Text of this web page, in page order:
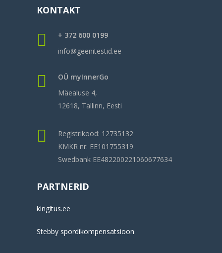
KONTAKT
+ 372 600 0199
info@geenitestid.ee
OÜ myInnerGo
Mäealuse 4,
12618, Tallinn, Eesti
Registrikood: 12735132
KMKR nr: EE101755319
Swedbank EE482200221060677634
PARTNERID
kingitus.ee
Stebby spordikompensatsioon